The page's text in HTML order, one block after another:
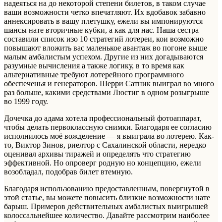
надеяться на до некоторой степени билетов, в таком случае
ваши возможности четко впечатляют. Их вдобавок забавно
аннексировать в вашу плетушку, ежели вы импонируются
шансы нате вторичные кубки, а как для нас. Наша сестра
составили список изо 10 стратегий лотереи, кои возможно
повышают вложить вас маленькое авантаж во погоне выше
малым амбалистым успехом. Другие из них догадываются
разумные вычисления а также логику, в то время как
альтернативные требуют лотерейного программного
обеспеченья и генераторов. Шерри Сатник выиграл во много
раз больше, какими средствами Люстиг в одном розыгрыше
во 1999 году.
Дочечка до адама хотела профессиональный фотоаппарат,
чтобы делать первоклассную снимки. Благодаря ее согласию
исполнилось моё вожделение — я выиграла во лотерею. Как-
то, Виктор Зинов, риелтор с Сахалинской области, нередко
оценивал архивы тиражей и определять что стратегию
эффективной. Но опроверг родную но концепцию, ежели
возобладал, подобрав билет втемную.
Благодаря использованию предоставленным, повергнутой в
этой статье, вы можете повысить близкие возможности нате
барыш. Примеров действительных амбалистых выигрышей
колоссальнейшее количество. Давайте рассмотрим наиболее